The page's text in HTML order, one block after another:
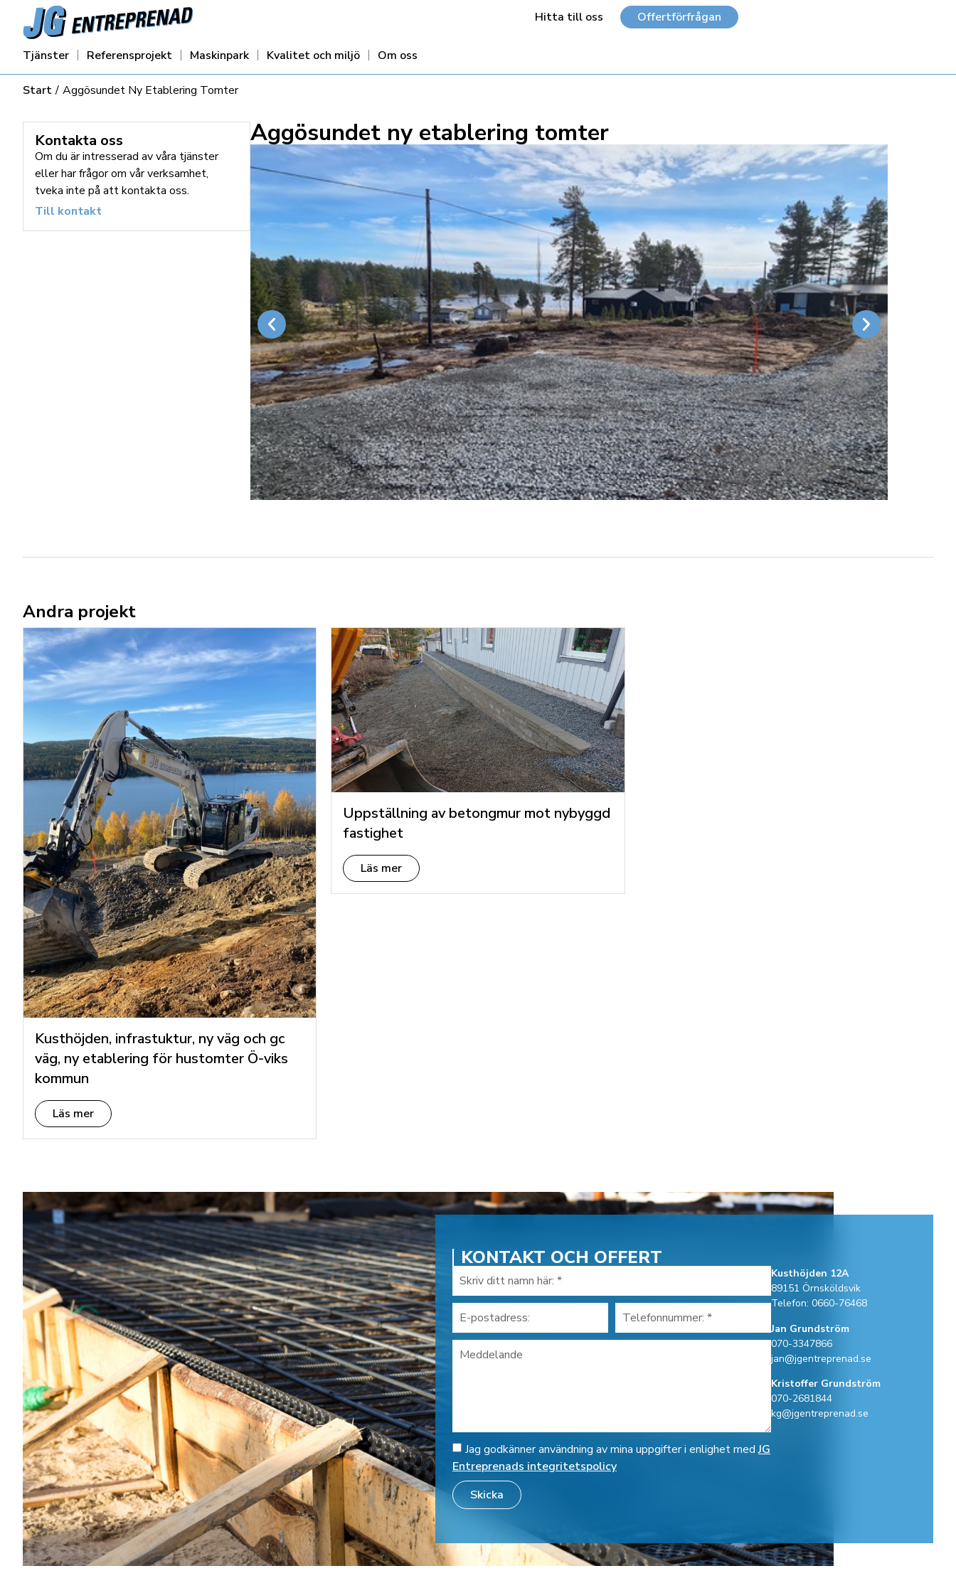
Tjänster Referensprojekt Maskinpark Kvalitet och miljö Om oss
Hitta till oss Offertförfrågan
Start / Aggösundet Ny Etablering Tomter
Kontakta oss
Om du är intresserad av våra tjänster
eller har frågor om vår verksamhet,
tveka inte på att kontakta oss.
Till kontakt
Aggösundet ny etablering tomter
Andra projekt
Kusthöjden, infrastuktur, ny väg och gc
väg, ny etablering för hustomter Ö-viks
kommun
Läs mer
Uppställning av betongmur mot nybyggd
fastighet
Läs mer
KONTAKT OCH OFFERT
Jag godkänner användning av mina uppgifter i enlighet medJG
Entreprenads integritetspolicy
Skicka
Kusthöjden 12A
89151 Örnsköldsvik
Telefon: 0660-76468
Jan Grundström
070-3347866
jan@jgentreprenad.se
Kristoffer Grundström
070-2681844
kg@jgentreprenad.se